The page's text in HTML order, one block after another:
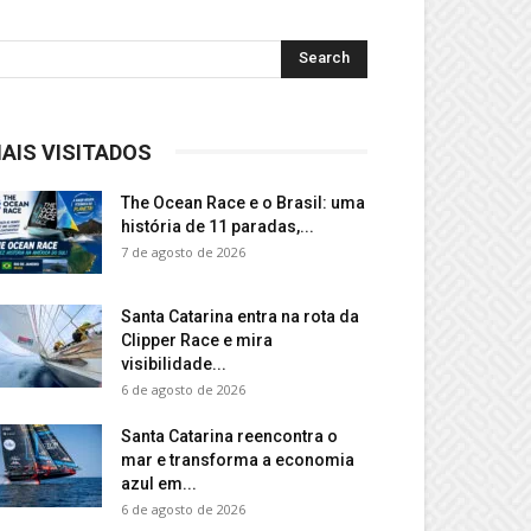
VISITADOS
The Ocean Race e o Brasil: uma
história de 11 paradas,...
7 de agosto de 2026
Santa Catarina entra na rota da
Clipper Race e mira
visibilidade...
6 de agosto de 2026
Santa Catarina reencontra o
mar e transforma a economia
azul em...
6 de agosto de 2026